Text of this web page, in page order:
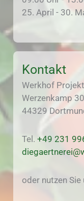
25. April - 30.
Kontakt
Werkhof
Werzenkamp 30
44329
Tel.+49 231
oder nutzen Sie